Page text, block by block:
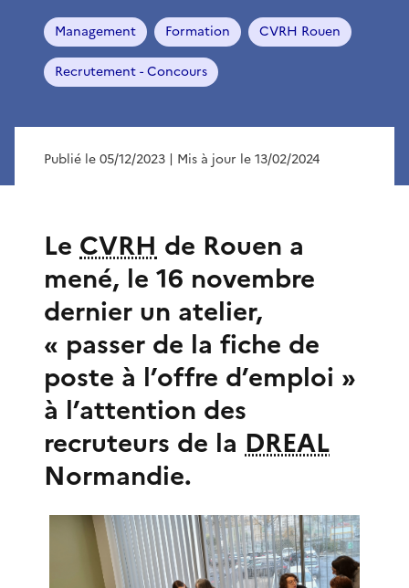
Management Formation CVRH Rouen
Recrutement - Concours
Publié le 05/12/2023 | Mis à jour le 13/02/2024
Le CVRH de Rouen a
mené, le 16 novembre
dernier un atelier,
« passer de la fiche de
poste à l’offre d’emploi »
à l’attention des
recruteurs de la DREAL
Normandie.